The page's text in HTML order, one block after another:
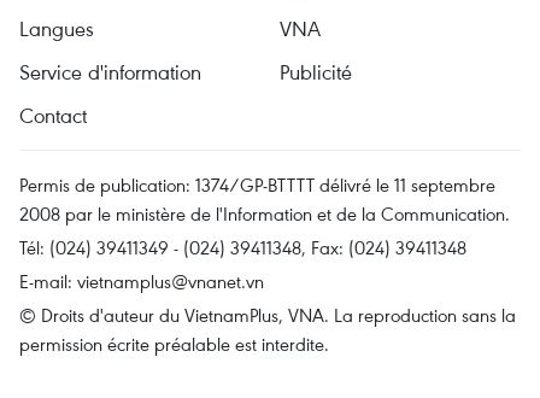
Langues
VNA
Service d'information
Publicité
Contact
Permis de publication: 1374/GP-BTTTT délivré le 11 septembre
2008 par le ministère de l'Information et de la Communication.
Tél: (024) 39411349 - (024) 39411348, Fax: (024) 39411348
E-mail: vietnamplus@vnanet.vn
© Droits d'auteur du VietnamPlus, VNA. La reproduction sans la
permission écrite préalable est interdite.